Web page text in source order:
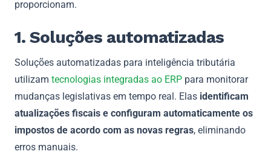
proporcionam.
1. Soluções automatizadas
Soluções automatizadas para inteligência tributária
utilizam tecnologias integradas ao ERP para monitorar
mudanças legislativas em tempo real. Elas identificam
atualizações fiscais e configuram automaticamente os
impostos de acordo com as novas regras, eliminando
erros manuais.